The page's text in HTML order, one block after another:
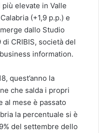
elevate in Valle
(+1,9 p.p.) e
dallo Studio
CRIBIS, società del
information.
quest’anno la
che salda i propri
al mese è passato
la percentuale si è
del settembre dello